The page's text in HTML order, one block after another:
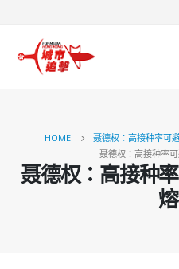
HOME 聂德权：高接种率可
聂德权：高接种率
聂德权：高接种